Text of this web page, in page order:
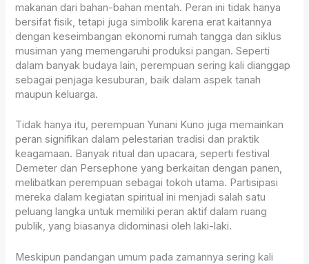
makanan dari bahan-bahan mentah. Peran ini tidak hanya
bersifat fisik, tetapi juga simbolik karena erat kaitannya
dengan keseimbangan ekonomi rumah tangga dan siklus
musiman yang memengaruhi produksi pangan. Seperti
dalam banyak budaya lain, perempuan sering kali dianggap
sebagai penjaga kesuburan, baik dalam aspek tanah
maupun keluarga.
Tidak hanya itu, perempuan Yunani Kuno juga memainkan
peran signifikan dalam pelestarian tradisi dan praktik
keagamaan. Banyak ritual dan upacara, seperti festival
Demeter dan Persephone yang berkaitan dengan panen,
melibatkan perempuan sebagai tokoh utama. Partisipasi
mereka dalam kegiatan spiritual ini menjadi salah satu
peluang langka untuk memiliki peran aktif dalam ruang
publik, yang biasanya didominasi oleh laki-laki.
Meskipun pandangan umum pada zamannya sering kali